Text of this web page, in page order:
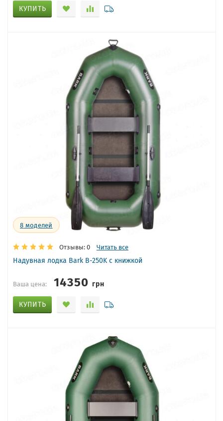
КУПИТЬ
8 моделей
Отзывы: 0 Читать все
Надувная лодка Bark B-250K с книжкой
Ваша цена: 14350грн
КУПИТЬ